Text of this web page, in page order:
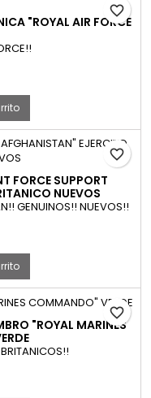
"ROYAL AIR FORCE
favorite_border
FORCE SUPPORT
NUEVOS
GENUINOS!! NUEVOS!!
favorite_border
"ROYAL MARINES
favorite_border